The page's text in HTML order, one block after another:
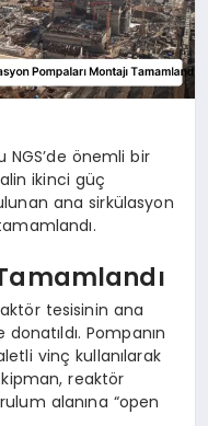
önemli bir
ikinci güç
ana sirkülasyon
tesisinin ana
Pompanın
vinç kullanılarak
reaktör
alanına “open